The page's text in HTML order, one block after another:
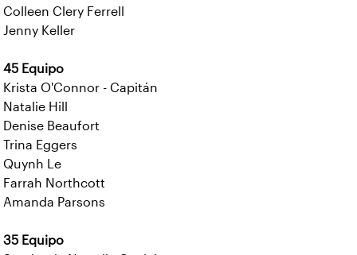
Colleen Clery Ferrell
Jenny Keller
45 Equipo
Krista O'Connor - Capitán
Natalie Hill
Denise Beaufort
Trina Eggers
Quynh Le
Farrah Northcott
Amanda Parsons
35 Equipo